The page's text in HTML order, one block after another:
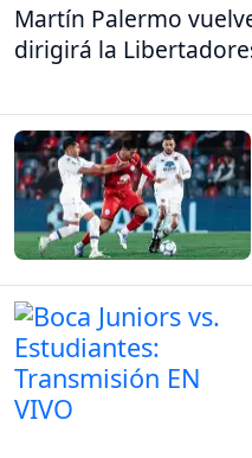
Martín Palermo
dirigirá la